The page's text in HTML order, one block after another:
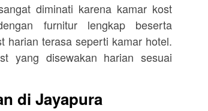
diminati karena kamar kost
furnitur lengkap beserta
harian terasa seperti kamar hotel.
yang disewakan harian sesuai
di Jayapura